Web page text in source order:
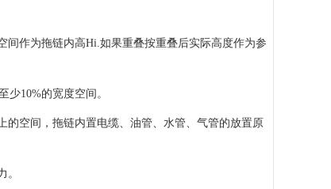
间作为拖链内高Hi.如果重叠按重叠后实际高度作为参
至少10%的宽度空间。
的空间，拖链内置电缆、油管、水管、气管的放置原
拉力。